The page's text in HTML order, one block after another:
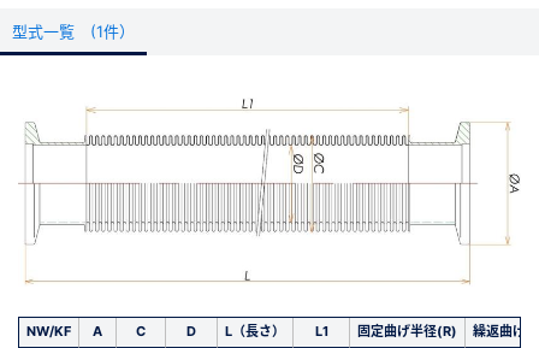
型式一覧 (1件）
NW/KF A C D L（長さ） L1 固定曲げ半径(R) 繰返曲げ